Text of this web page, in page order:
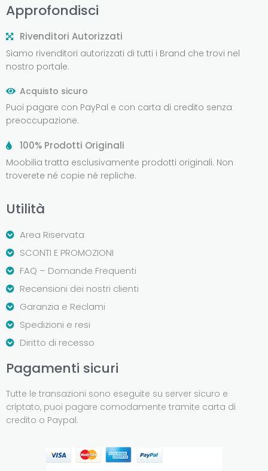
Approfondisci
Rivenditori Autorizzati
Siamo rivenditori autorizzati di tutti i Brand che trovi nel
nostro portale.
Acquisto sicuro
Puoi pagare con PayPal e con carta di credito senza
preoccupazione.
100% Prodotti Originali
Moobilia tratta esclusivamente prodotti originali. Non
troverete né copie né repliche.
Utilità
Area Riservata
SCONTI E PROMOZIONI
FAQ – Domande Frequenti
Recensioni dei nostri clienti
Garanzia e Reclami
Spedizioni e resi
Diritto di recesso
Pagamenti sicuri
Tutte le transazioni sono eseguite su server sicuro e
criptato, puoi pagare comodamente tramite carta di
credito o Paypal.